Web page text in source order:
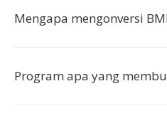
Mengapa mengonversi
Program apa yang